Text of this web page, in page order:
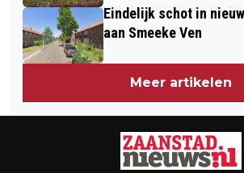
Eindelijk schot in
aan Smeeke Ven
Meer artikelen